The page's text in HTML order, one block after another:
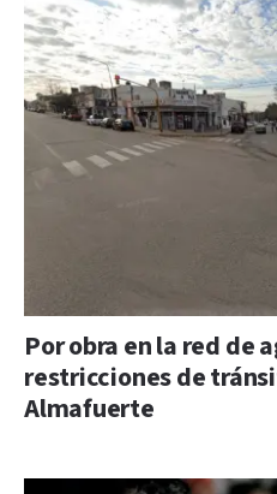
Por obra en la red de
restricciones de
Almafuerte